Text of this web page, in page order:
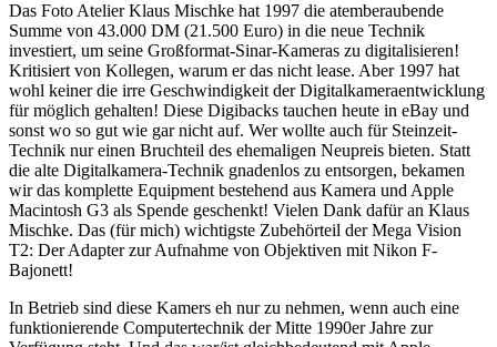
Das Foto Atelier Klaus Mischke hat 1997 die atemberaubende
Summe von 43.000 DM (21.500 Euro) in die neue Technik
investiert, um seine Großformat-Sinar-Kameras zu digitalisieren!
Kritisiert von Kollegen, warum er das nicht lease. Aber 1997 hat
wohl keiner die irre Geschwindigkeit der Digitalkameraentwicklung
für möglich gehalten! Diese Digibacks tauchen heute in eBay und
sonst wo so gut wie gar nicht auf. Wer wollte auch für Steinzeit-
Technik nur einen Bruchteil des ehemaligen Neupreis bieten. Statt
die alte Digitalkamera-Technik gnadenlos zu entsorgen, bekamen
wir das komplette Equipment bestehend aus Kamera und Apple
Macintosh G3 als Spende geschenkt! Vielen Dank dafür an Klaus
Mischke. Das (für mich) wichtigste Zubehörteil der Mega Vision
T2: Der Adapter zur Aufnahme von Objektiven mit Nikon F-
Bajonett!
In Betrieb sind diese Kamers eh nur zu nehmen, wenn auch eine
funktionierende Computertechnik der Mitte 1990er Jahre zur